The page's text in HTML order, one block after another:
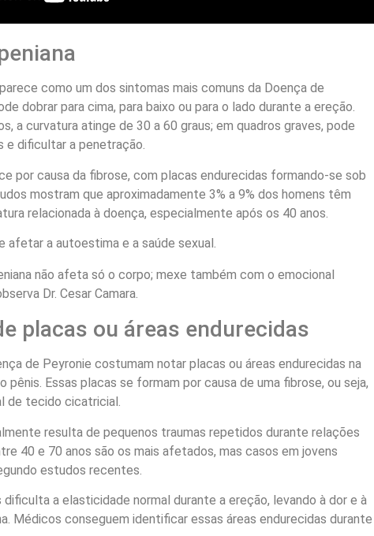
como um dos sintomas mais comuns da Doença de
dobrar para cima, para baixo ou para o lado durante a ereção.
a curvatura atinge de 30 a 60 graus; em quadros graves, pode
e dificultar a penetração.
por causa da fibrose, com placas endurecidas formando-se sob
mostram que aproximadamente 3% a 9% dos homens têm
relacionada à doença, especialmente após os 40 anos.
afetar a autoestima e a saúde sexual.
não afeta só o corpo; mexe também com o emocional
Dr. Cesar Camara.
placas ou áreas endurecidas
de Peyronie costumam notar placas ou áreas endurecidas na
pênis. Essas placas se formam por causa de uma fibrose, ou seja,
de tecido cicatricial.
resulta de pequenos traumas repetidos durante relações
40 e 70 anos são os mais afetados, mas casos em jovens
estudos recentes.
dificulta a elasticidade normal durante a ereção, levando à dor e à
Médicos conseguem identificar essas áreas endurecidas durante